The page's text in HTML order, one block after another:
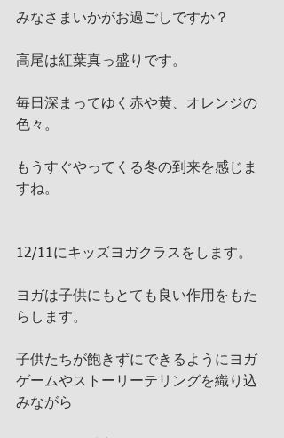
みなさまいかがお過ごしですか？
高尾は紅葉真っ盛りです。
毎日深まってゆく赤や黄、オレンジの
色々。
もうすぐやってくる冬の到来を感じま
すね。
12/11にキッズヨガクラスをします。
ヨガは子供にもとても良い作用をもた
らします。
子供たちが飽きずにできるようにヨガ
ゲームやストーリーテリングを織り込
みながら